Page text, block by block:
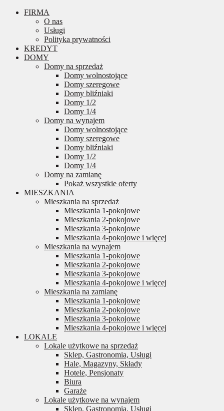
FIRMA
O nas
Usługi
Polityka prywatności
KREDYT
DOMY
Domy na sprzedaż
Domy wolnostojące
Domy szeregowe
Domy bliźniaki
Domy 1/2
Domy 1/4
Domy na wynajem
Domy wolnostojące
Domy szeregowe
Domy bliźniaki
Domy 1/2
Domy 1/4
Domy na zamianę
Pokaż wszystkie oferty
MIESZKANIA
Mieszkania na sprzedaż
Mieszkania 1-pokojowe
Mieszkania 2-pokojowe
Mieszkania 3-pokojowe
Mieszkania 4-pokojowe i więcej
Mieszkania na wynajem
Mieszkania 1-pokojowe
Mieszkania 2-pokojowe
Mieszkania 3-pokojowe
Mieszkania 4-pokojowe i więcej
Mieszkania na zamianę
Mieszkania 1-pokojowe
Mieszkania 2-pokojowe
Mieszkania 3-pokojowe
Mieszkania 4-pokojowe i więcej
LOKALE
Lokale użytkowe na sprzedaż
Sklep, Gastronomia, Usługi
Hale, Magazyny, Składy
Hotele, Pensjonaty
Biura
Garaże
Lokale użytkowe na wynajem
Sklep, Gastronomia, Usługi